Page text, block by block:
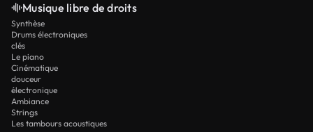
Musique libre de droits
Synthèse
Drums électroniques
clés
Le piano
Cinématique
douceur
électronique
Ambiance
Strings
Les tambours acoustiques